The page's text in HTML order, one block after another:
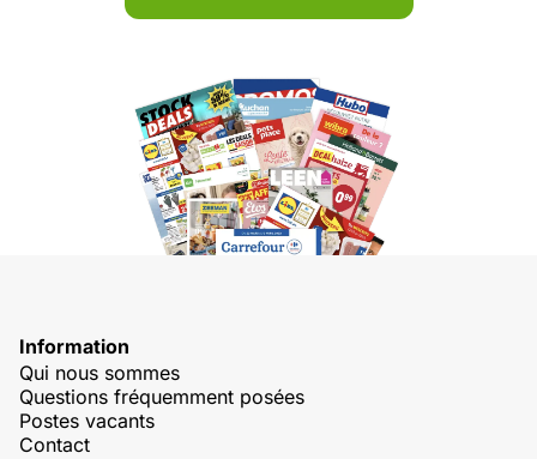
Information
Qui nous sommes
Questions fréquemment posées
Postes vacants
Contact